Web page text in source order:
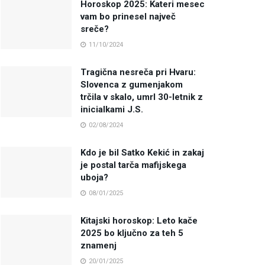
Horoskop 2025: Kateri mesec
vam bo prinesel največ
sreče?
11/10/2024
Tragična nesreča pri Hvaru:
Slovenca z gumenjakom
trčila v skalo, umrl 30-letnik z
inicialkami J.S.
02/08/2024
Kdo je bil Satko Kekić in zakaj
je postal tarča mafijskega
uboja?
08/01/2025
Kitajski horoskop: Leto kače
2025 bo ključno za teh 5
znamenj
20/01/2025